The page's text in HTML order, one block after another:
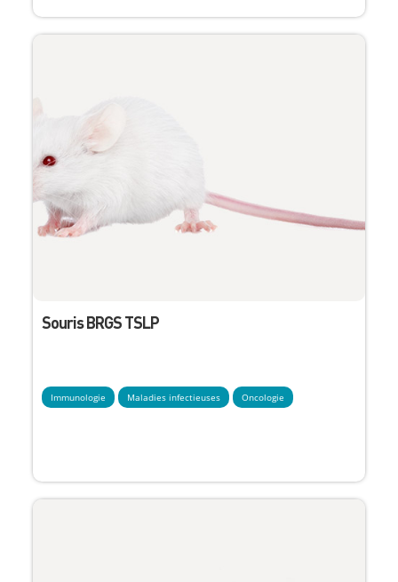
Souris BRGS TSLP
Immunologie Maladies infectieuses Oncologie